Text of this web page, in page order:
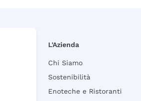
L'Azienda
Chi Siamo
Sostenibilità
Enoteche e Ristoranti